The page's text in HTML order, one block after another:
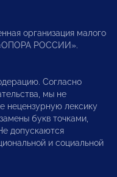
организация малого
«ОПОРА РОССИИ».
Согласно
мы не
нецензурную лексику
букв точками,
допускаются
и социальной